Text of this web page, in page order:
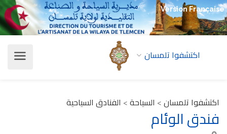
Version Française
اكتشفوا تلمسان
اكتشفوا تلمسان> السياحة> الفنادق السياحية
فندق الوئام